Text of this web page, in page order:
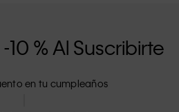
% Al Suscribirte
en tu cumpleaños